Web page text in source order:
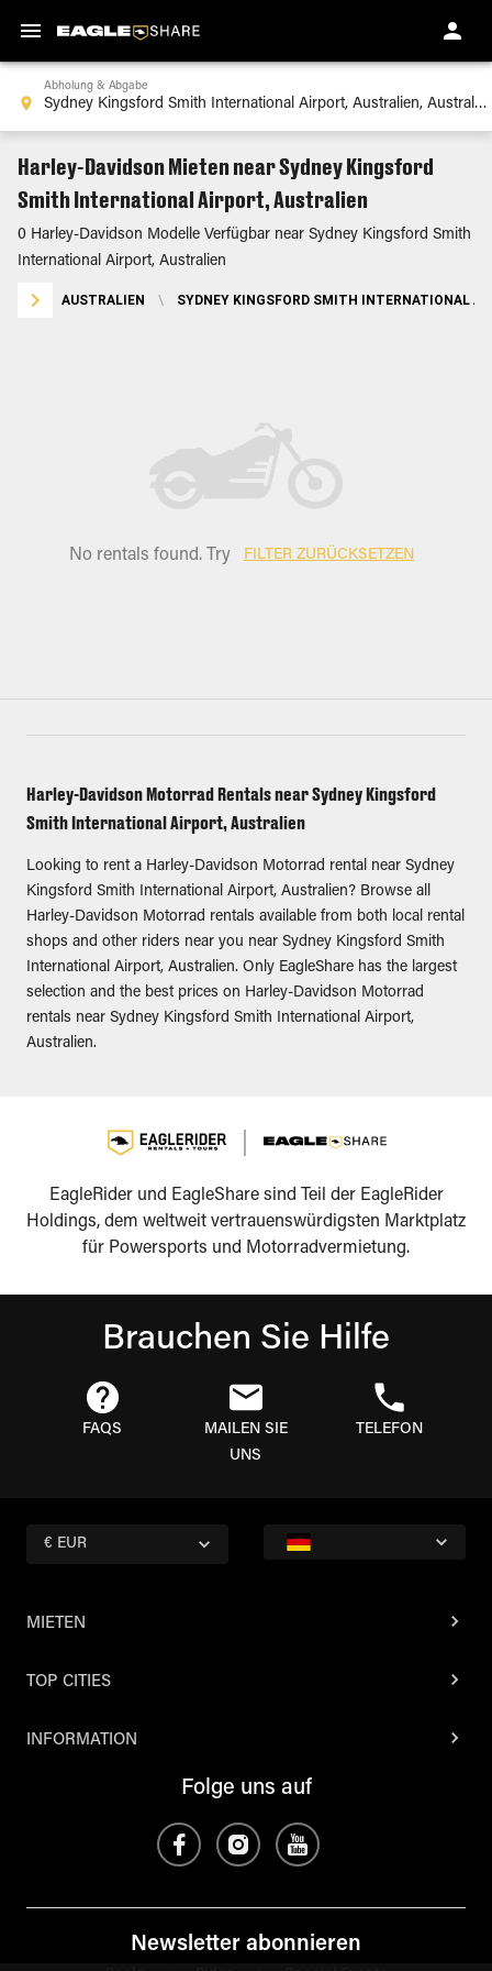
Abholung & Abgabe
Harley-Davidson Mieten near Sydney Kingsford
Smith International Airport, Australien
0 Harley-Davidson Modelle Verfügbar near Sydney Kingsford Smith
International Airport, Australien
AUSTRALIEN \ SYDNEY KINGSFORD SMITH INTERNATIONAL
No rentals found. Try FILTER ZURÜCKSETZEN
Harley-Davidson Motorrad Rentals near Sydney Kingsford
Smith International Airport, Australien
Looking to rent a Harley-Davidson Motorrad rental near Sydney
Kingsford Smith International Airport, Australien? Browse all
Harley-Davidson Motorrad rentals available from both local rental
shops and other riders near you near Sydney Kingsford Smith
International Airport, Australien. Only EagleShare has the largest
selection and the best prices on Harley-Davidson Motorrad
rentals near Sydney Kingsford Smith International Airport,
Australien.
EagleRider und EagleShare sind Teil der EagleRider
Holdings, dem weltweit vertrauenswürdigsten Marktplatz
für Powersports und Motorradvermietung.
Brauchen Sie Hilfe
FAQS
MAILEN SIE
UNS
TELEFON
€ EUR
MIETEN
TOP CITIES
INFORMATION
Folge uns auf
Newsletter abonnieren